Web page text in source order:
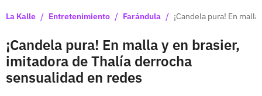
La Kalle / Entretenimiento / Farándula / ¡Candela pura! En
¡Candela pura! En malla y en brasier,
imitadora de Thalía derrocha
sensualidad en redes